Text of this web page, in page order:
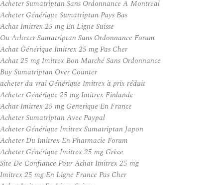
Acheter Sumatriptan Sans Ordonnance A Montreal
Acheter Générique Sumatriptan Pays Bas
Achat Imitrex 25 mg En Ligne Suisse
Ou Acheter Sumatriptan Sans Ordonnance Forum
Achat Générique Imitrex 25 mg Pas Cher
Achat 25 mg Imitrex Bon Marché Sans Ordonnance
Buy Sumatriptan Over Counter
acheter du vrai Générique Imitrex à prix réduit
Acheter Générique 25 mg Imitrex Finlande
Achat Imitrex 25 mg Generique En France
Acheter Sumatriptan Avec Paypal
Acheter Générique Imitrex Sumatriptan Japon
Acheter Du Imitrex En Pharmacie Forum
Acheter Générique Imitrex 25 mg Grèce
Site De Confiance Pour Achat Imitrex 25 mg
Imitrex 25 mg En Ligne France Pas Cher